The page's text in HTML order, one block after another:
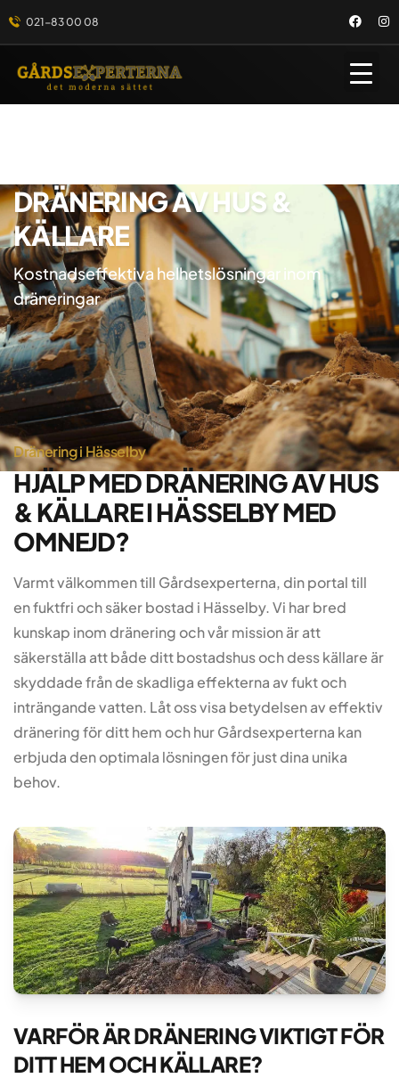
021-83 00 08
DRÄNERING AV HUS &
KÄLLARE
Kostnadseffektiva helhetslösningar inom
dräneringar
Dränering i Hässelby
HJÄLP MED DRÄNERING AV HUS
& KÄLLARE I HÄSSELBY MED
OMNEJD?
Varmt välkommen till Gårdsexperterna, din portal till
en fuktfri och säker bostad i Hässelby. Vi har bred
kunskap inom dränering och vår mission är att
säkerställa att både ditt bostadshus och dess källare är
skyddade från de skadliga effekterna av fukt och
inträngande vatten. Låt oss visa betydelsen av effektiv
dränering för ditt hem och hur Gårdsexperterna kan
erbjuda den optimala lösningen för just dina unika
behov.
VARFÖR ÄR DRÄNERING VIKTIGT FÖR
DITT HEM OCH KÄLLARE?